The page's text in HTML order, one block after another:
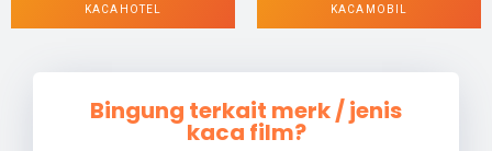
KACA HOTEL KACA MOBIL
Bingung terkait merk / jenis
kaca film?